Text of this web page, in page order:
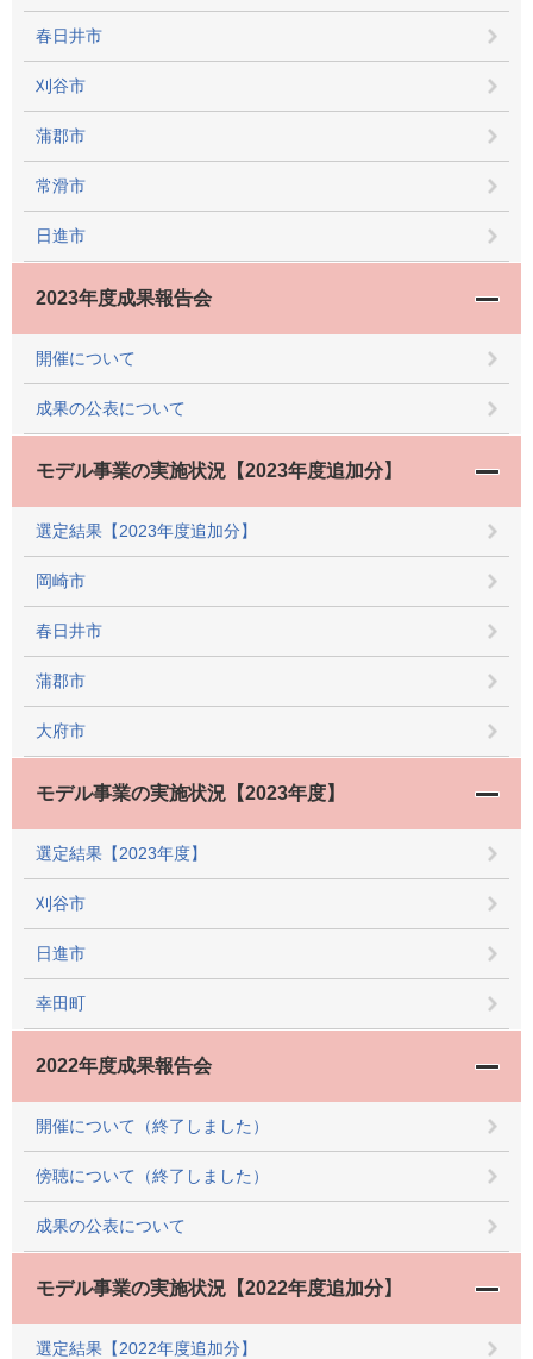
春日井市
刈谷市
蒲郡市
常滑市
日進市
2023年度成果報告会
開催について
成果の公表について
モデル事業の実施状況【2023年度追加分】
選定結果【2023年度追加分】
岡崎市
春日井市
蒲郡市
大府市
モデル事業の実施状況【2023年度】
選定結果【2023年度】
刈谷市
日進市
幸田町
2022年度成果報告会
開催について（終了しました）
傍聴について（終了しました）
成果の公表について
モデル事業の実施状況【2022年度追加分】
選定結果【2022年度追加分】